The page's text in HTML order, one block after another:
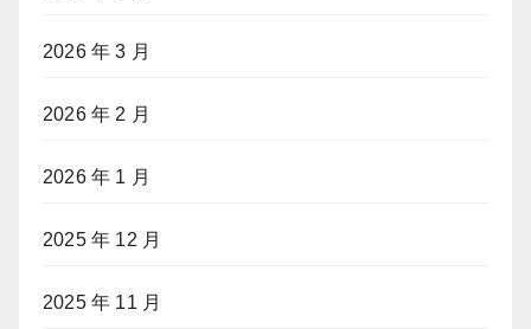
2026 年 3 月
2026 年 2 月
2026 年 1 月
2025 年 12 月
2025 年 11 月